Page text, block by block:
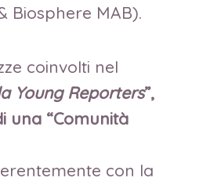
Biosphere MAB).
coinvolti nel
Young Reporters”,
una “Comunità
con la